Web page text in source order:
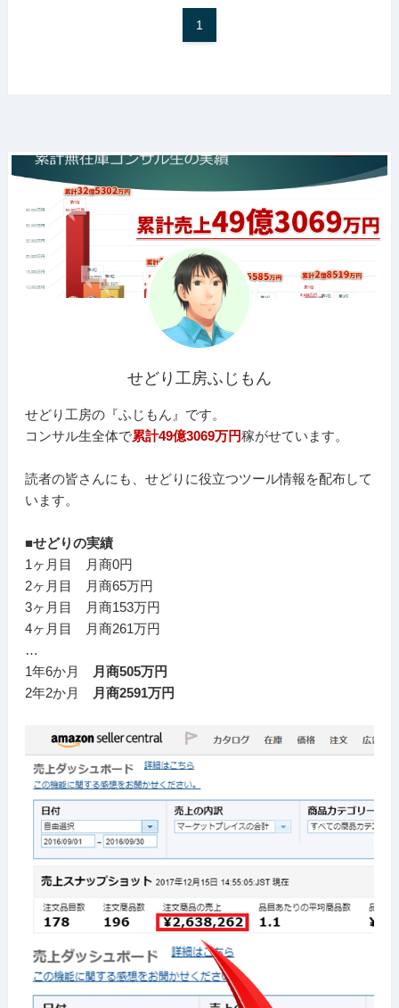
1
せどり工房ふじもん
せどり工房の『ふじもん』です。
コンサル生全体で累計49億3069万円稼がせています。
読者の皆さんにも、せどりに役立つツール情報を配布して
います。
■せどりの実績
1ヶ月目 月商0円
2ヶ月目 月商65万円
3ヶ月目 月商153万円
4ヶ月目 月商261万円
…
1年6か月
月商505万円
2年2か月
月商2591万円